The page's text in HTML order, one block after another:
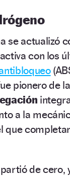
se actualizó
con los
pionero de
a la
de cero,